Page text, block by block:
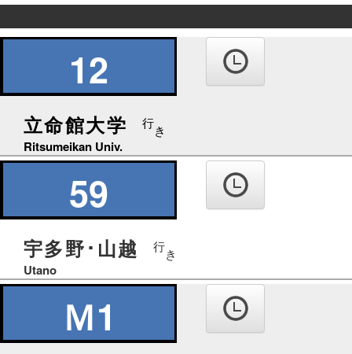
の
12
立命館大学 行き
Ritsumeikan Univ.
59
宇多野･山越 行き
Utano
Ｍ1